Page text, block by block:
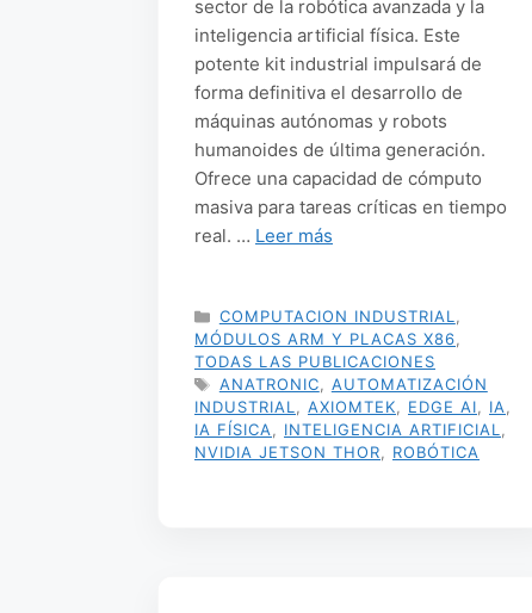
sector de la robótica avanzada y la
inteligencia artificial física. Este
potente kit industrial impulsará de
forma definitiva el desarrollo de
máquinas autónomas y robots
humanoides de última generación.
Ofrece una capacidad de cómputo
masiva para tareas críticas en tiempo
real. … Leer más
CATEGORÍAS
COMPUTACION INDUSTRIAL
MÓDULOS ARM Y PLACAS X86
TODAS LAS PUBLICACIONES
ETIQUETAS
ANATRONIC
AUTOMATIZACIÓN
INDUSTRIAL
AXIOMTEK EDGE AI IA
IA FÍSICA
INTELIGENCIA ARTIFICIAL
NVIDIA JETSON THOR
ROBÓTICA